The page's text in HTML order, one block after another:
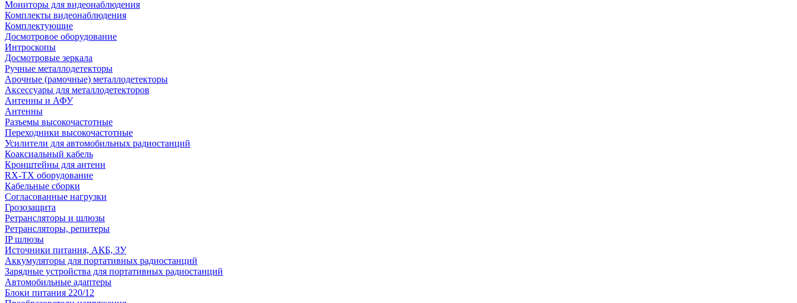
Мониторы для видеонаблюдения
Комплекты видеонаблюдения
Комплектующие
Досмотровое оборудование
Интроскопы
Досмотровые зеркала
Ручные металлодетекторы
Арочные (рамочные) металлодетекторы
Аксессуары для металлодетекторов
Антенны и АФУ
Антенны
Разъемы высокочастотные
Переходники высокочастотные
Усилители для автомобильных радиостанций
Коаксиальный кабель
Кронштейны для антенн
RX-TX оборудование
Кабельные сборки
Согласованные нагрузки
Грозозащита
Ретрансляторы и шлюзы
Ретрансляторы, репитеры
IP шлюзы
Источники питания, АКБ, ЗУ
Аккумуляторы для портативных радиостанций
Зарядные устройства для портативных радиостанций
Автомобильные адаптеры
Блоки питания 220/12